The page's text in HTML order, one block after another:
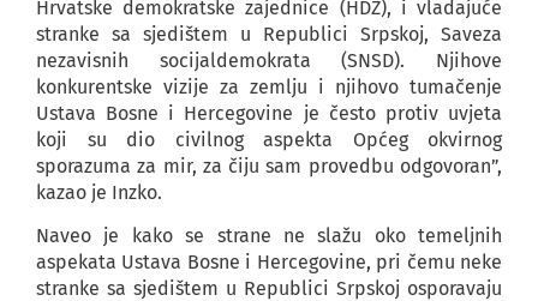
Hrvatske demokratske zajednice (HDZ), i vladajuće
stranke sa sjedištem u Republici Srpskoj, Saveza
nezavisnih socijaldemokrata (SNSD). Njihove
konkurentske vizije za zemlju i njihovo tumačenje
Ustava Bosne i Hercegovine je često protiv uvjeta
koji su dio civilnog aspekta Općeg okvirnog
sporazuma za mir, za čiju sam provedbu odgovoran”,
kazao je Inzko.
Naveo je kako se strane ne slažu oko temeljnih
aspekata Ustava Bosne i Hercegovine, pri čemu neke
stranke sa sjedištem u Republici Srpskoj osporavaju